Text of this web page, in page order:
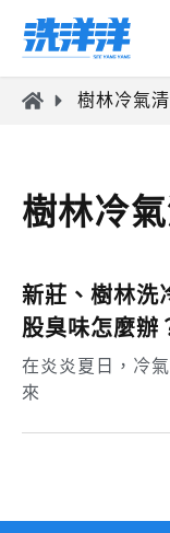
樹林冷氣
樹林冷
新莊、樹林洗
股臭味怎麼辦
在炎炎夏日，冷
來